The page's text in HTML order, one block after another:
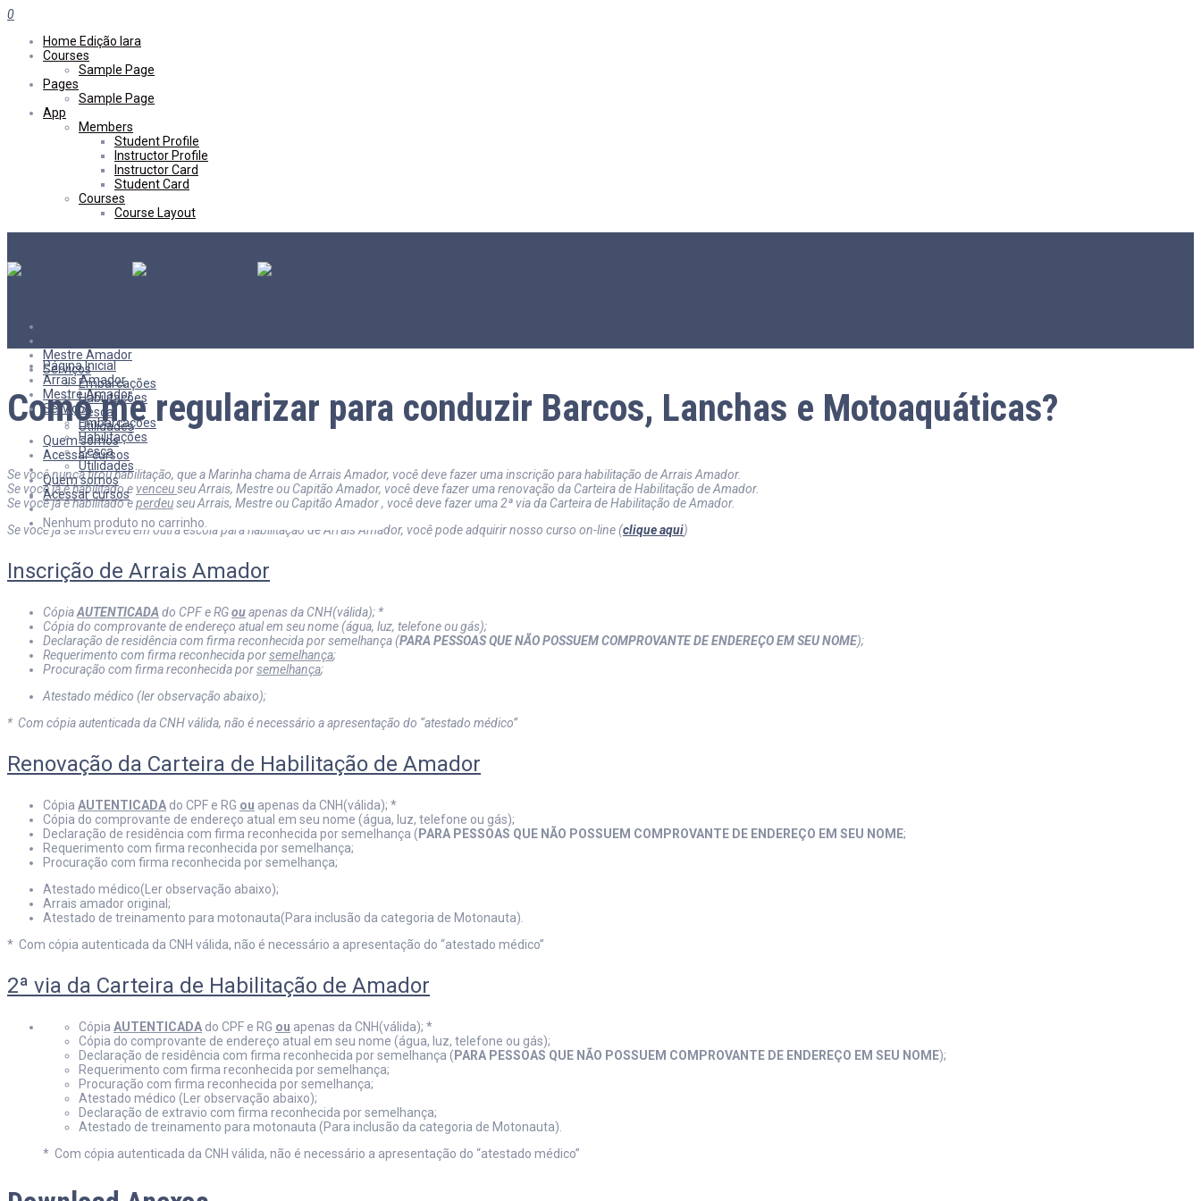
0
Home Edição Iara
Courses
Sample Page
Pages
Sample Page
App
Members
Student Profile
Instructor Profile
Instructor Card
Student Card
Courses
Course Layout
Página Inicial
Arrais Amador
Mestre Amador
Serviços
Embarcações
Habilitações
Pesca
Utilidades
Quem somos
Acessar cursos
Mestre Amador
Serviços
Embarcações
Habilitações
Pesca
Utilidades
Quem somos
Acessar cursos
Nenhum produto no carrinho.
Como me regularizar para conduzir Barcos, Lanchas e Motoaquáticas?
Se você nunca tirou habilitação, que a Marinha chama de Arrais Amador, você deve fazer uma inscrição para habilitação de Arrais Amador.
Se você já é habilitado e venceuseu Arrais, Mestre ou Capitão Amador, você deve fazer uma renovação da Carteira de Habilitação de Amador.
Se você já é habilitado eperdeuseu Arrais, Mestre ou Capitão Amador , você deve fazer uma 2ª via da Carteira de Habilitação de Amador.
Se você já se inscreveu em outra escola para habilitação de Arrais Amador, você pode adquirir nosso curso on-line (clique aqui)
Inscrição de Arrais Amador
CópiaAUTENTICADA do CPF e RGouapenas da CNH(válida); *
Cópia do comprovante de endereço atual em seu nome (água, luz, telefone ou gás);
Declaração de residência com firma reconhecida por semelhança (PARA PESSOAS QUE NÃO POSSUEM COMPROVANTE DE ENDEREÇO EM SEU NOME);
Requerimento com firma reconhecida porsemelhança;
Procuração com firma reconhecida porsemelhança;
Atestado médico (ler observação abaixo);
* Com cópia autenticada da CNH válida, não é necessário a apresentação do “atestado médico”
Renovação da Carteira de Habilitação de Amador
Cópia AUTENTICADA do CPF e RG ou apenas da CNH(válida); *
Cópia do comprovante de endereço atual em seu nome (água, luz, telefone ou gás);
Declaração de residência com firma reconhecida por semelhança ( PARA PESSOAS QUE NÃO POSSUEM COMPROVANTE DE ENDEREÇO EM SEU NOME;
Requerimento com firma reconhecida por semelhança;
Procuração com firma reconhecida por semelhança;
Atestado médico(Ler observação abaixo);
Arrais amador original;
Atestado de treinamento para motonauta(Para inclusão da categoria de Motonauta).
* Com cópia autenticada da CNH válida, não é necessário a apresentação do “atestado médico”
2ª via da Carteira de Habilitação de Amador
Cópia AUTENTICADA do CPF e RG ou apenas da CNH(válida); *
Cópia do comprovante de endereço atual em seu nome (água, luz, telefone ou gás);
Declaração de residência com firma reconhecida por semelhança ( PARA PESSOAS QUE NÃO POSSUEM COMPROVANTE DE ENDEREÇO EM SEU NOME);
Requerimento com firma reconhecida por semelhança;
Procuração com firma reconhecida por semelhança;
Atestado médico (Ler observação abaixo);
Declaração de extravio com firma reconhecida por semelhança;
Atestado de treinamento para motonauta (Para inclusão da categoria de Motonauta).
* Com cópia autenticada da CNH válida, não é necessário a apresentação do “atestado médico”